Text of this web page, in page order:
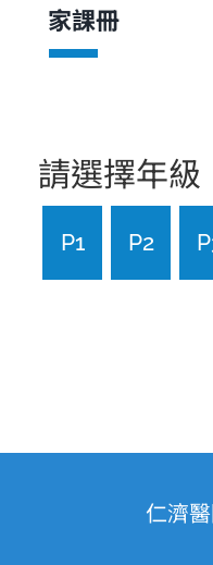
家課冊
請選擇年級
P1 P2
仁濟